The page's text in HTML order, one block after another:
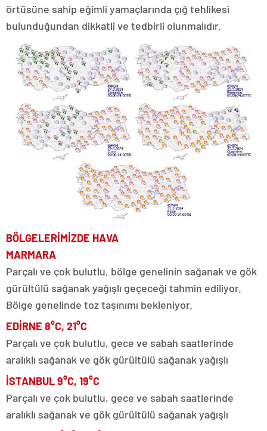
örtüsüne sahip eğimli yamaçlarında çığ tehlikesi
bulunduğundan dikkatli ve tedbirli olunmalıdır.
BÖLGELERİMİZDE HAVA
MARMARA
Parçalı ve çok bulutlu, bölge genelinin sağanak ve gök
gürültülü sağanak yağışlı geçeceği tahmin ediliyor.
Bölge genelinde toz taşınımı bekleniyor.
EDİRNE 8°C, 21°C
Parçalı ve çok bulutlu, gece ve sabah saatlerinde
aralıklı sağanak ve gök gürültülü sağanak yağışlı
İSTANBUL 9°C, 19°C
Parçalı ve çok bulutlu, gece ve sabah saatlerinde
aralıklı sağanak ve gök gürültülü sağanak yağışlı